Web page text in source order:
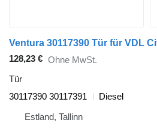
128,23 € Ohne MwSt.
Tür
30117390 30117391
Diesel
Estland, Tallinn